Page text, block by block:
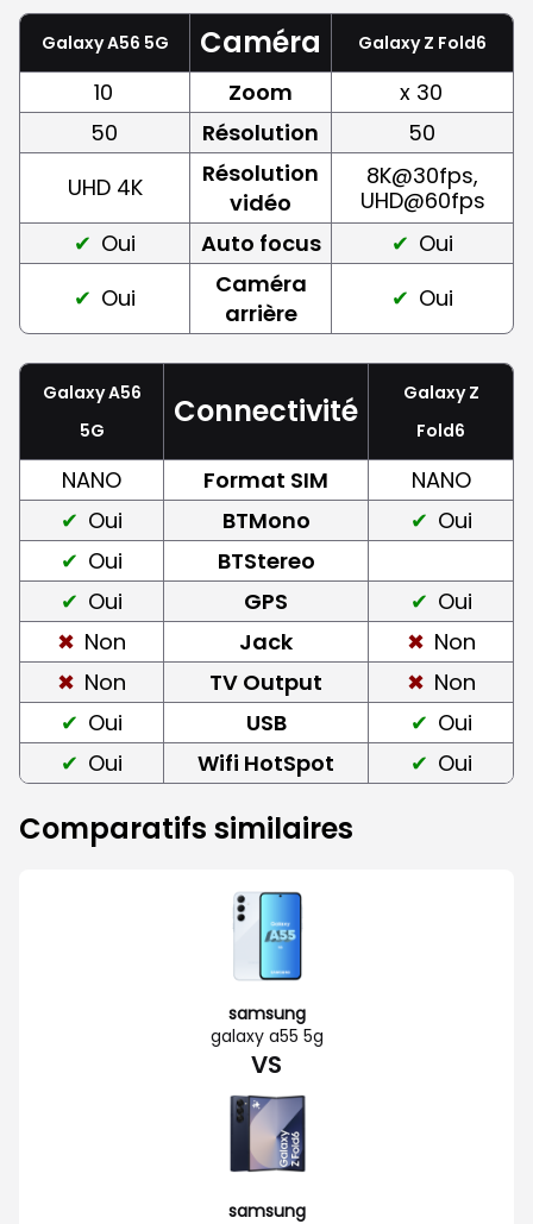
Galaxy A56 5G Caméra Galaxy Z Fold6
10 Zoom
x 30
50
Résolution
50
UHD 4K
Résolution
vidéo
8K@30fps,
UHD@60fps
Oui
Auto focus
Oui
Oui
Caméra
arrière
Oui
Galaxy A56
5G
Connectivité
Galaxy Z
Fold6
NANO Format SIM
NANO
Oui
BTMono
Oui
Oui
BTStereo
Oui
GPS
Oui
Non
Jack
Non
Non
TV Output
Non
Oui
USB
Oui
Oui
Wifi HotSpot Oui
Comparatifs similaires
samsung
galaxy a55 5g
VS
samsung